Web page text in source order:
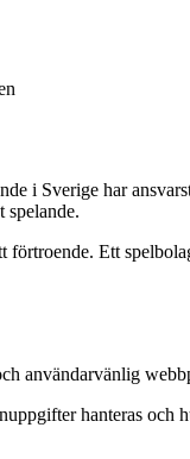
i Sverige har
spelande.
Ett
användarvänlig
hanteras